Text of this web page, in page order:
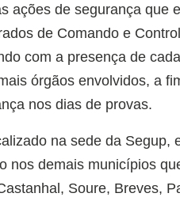
ações de segurança que
de Comando e
com a presença de
órgãos envolvidos, a
nos dias de provas.
na sede da Segup,
nos demais municípios
Soure, Breves,